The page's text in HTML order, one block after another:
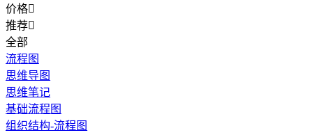
价格
推荐
全部
流程图
思维导图
思维笔记
基础流程图
组织结构-流程图